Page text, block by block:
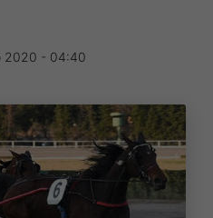
2020 - 04:40